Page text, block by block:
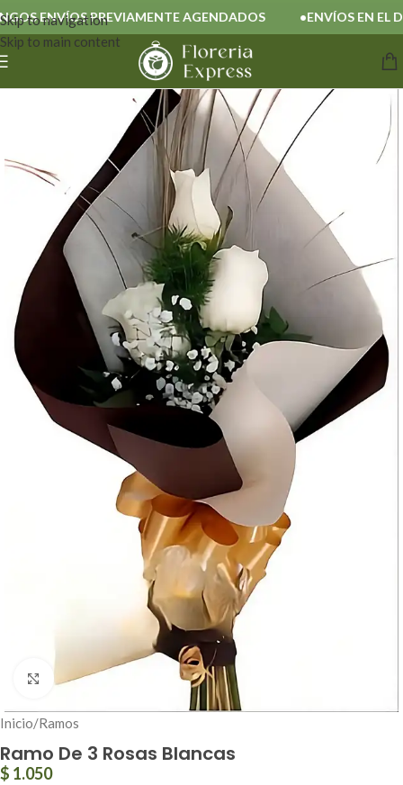
Skip to navigation
Skip to main content
ENVÍOS PREVIAMENTE AGENDADOS ENVÍOS EN EL DÍA
Click to enlarge
Inicio/Ramos
Ramo De 3 Rosas Blancas
$ 1.050